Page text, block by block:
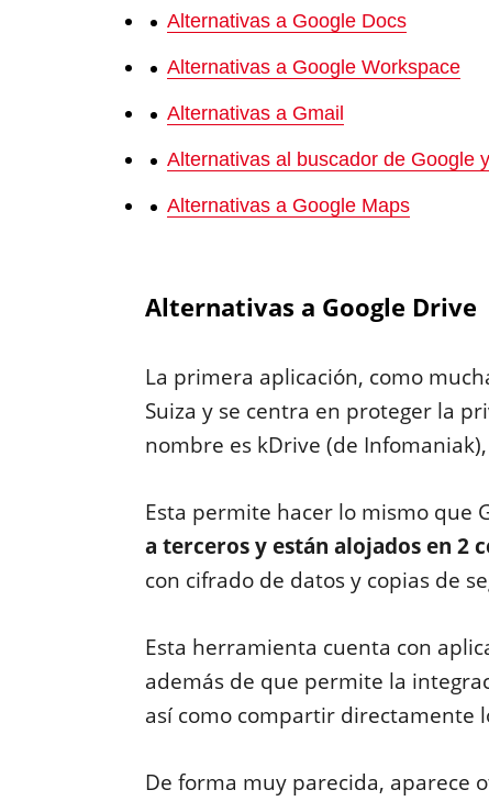
Alternativas a Google Docs
Alternativas a Google Workspace
Alternativas a Gmail
Alternativas al buscador de Google
Alternativas a Google Maps
Alternativas a Google Drive
La primera aplicación, como
Suiza y se centra en proteger la
nombre es kDrive (de
Esta permite hacer lo mismo que
a terceros y están alojados en 2
con cifrado de datos y copias de
Esta herramienta cuenta con
además de que permite la
así como compartir directamente
De forma muy parecida, aparece